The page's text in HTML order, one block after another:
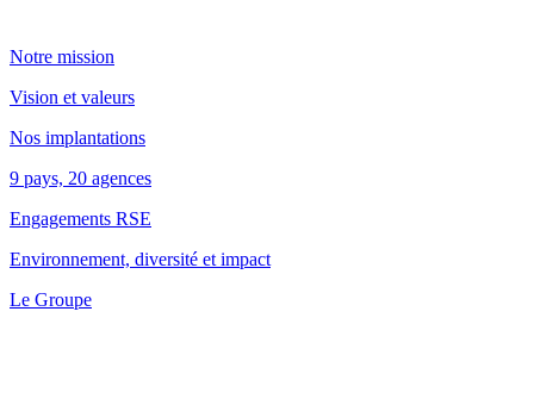
Notre mission
Vision et valeurs
Nos implantations
9 pays, 20 agences
Engagements RSE
Environnement, diversité et impact
Le Groupe